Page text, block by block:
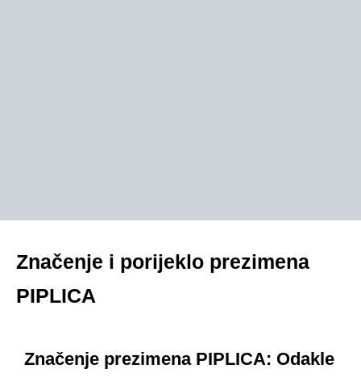
Značenje i porijeklo prezimena
PIPLICA
Značenje prezimena PIPLICA: Odakle